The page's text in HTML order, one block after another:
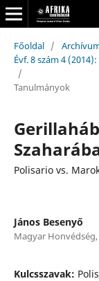
Főoldal /
Évf. 8 szám 4
/
Tanulmányok
Polisario vs.
János Besenyő
Magyar
Kulcsszavak: